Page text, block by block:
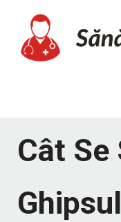
conținut
Cât Se